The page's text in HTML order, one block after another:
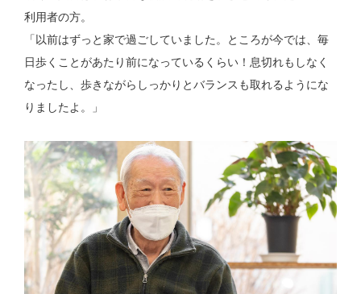
利用者の方。
「以前はずっと家で過ごしていました。ところが今では、毎
日歩くことがあたり前になっているくらい！息切れもしなく
なったし、歩きながらしっかりとバランスも取れるようにな
りましたよ。」